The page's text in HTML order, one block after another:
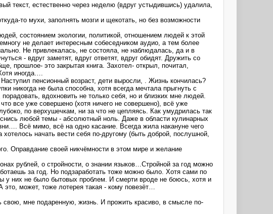
текст, естественно через неделю (вдруг устыдившись) удалила,
то мухи, заполнять мозги и щекотать, но без возможности
состоянием экологии, политикой, отношением людей к этой
не делает интересным собеседником аудио, а тем более
Не привлекалась, не состояла, не наблюдалась, да и в
- вдруг заметят, вдруг ответят, вдруг обидят. Дружить со
прошлое- это закрытая книга. Захотел- открыл, почитал,
иногда….
пенсионный возраст, дети выросли, . Жизнь кончилась?
никогда не была способна, хотя всегда мечтала прыгнуть с
вдохновить не только себя, но и близких мне людей.
все уже совершено (хотя ничего не совершено), всё уже
по верхушечкам, ни за что не цепляясь. Как умудрилась так
любой темы - абсолютный ноль. Даже в области кулинарных
Всё мимо, всё на одно касание. Всегда жила накануне чего
начать вести себя по-другому (быть доброй, послушной,
Оправдание своей никчёмности в этом мире и желание
рублей, о стройности, о знании языков…Стройной за год можно
за год. Но подзаработать тоже можно было. Хотя сами по
них не было бытовых проблем. И смерти вроде не боюсь, хотя и
может, тоже лотерея такая - кому повезёт…
свою, мне подаренную, жизнь. И прожить красиво, в смысле по-